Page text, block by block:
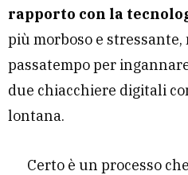
rapporto con la
più morboso e
passatempo per
due chiacchiere digitali
lontana.
Certo è un processo